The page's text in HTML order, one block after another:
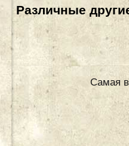
Различные
Самая